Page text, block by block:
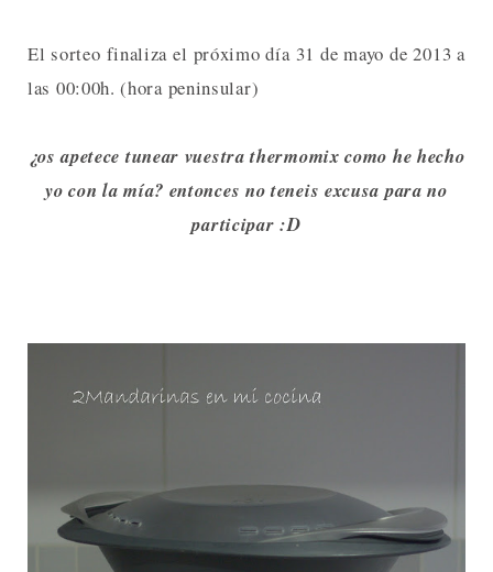
El sorteo finaliza el próximo día 31 de mayo de 2013 a
las 00:00h. (hora peninsular)
¿os apetece tunear vuestra thermomix como he hecho
yo con la mía? entonces no teneis excusa para no
participar :D